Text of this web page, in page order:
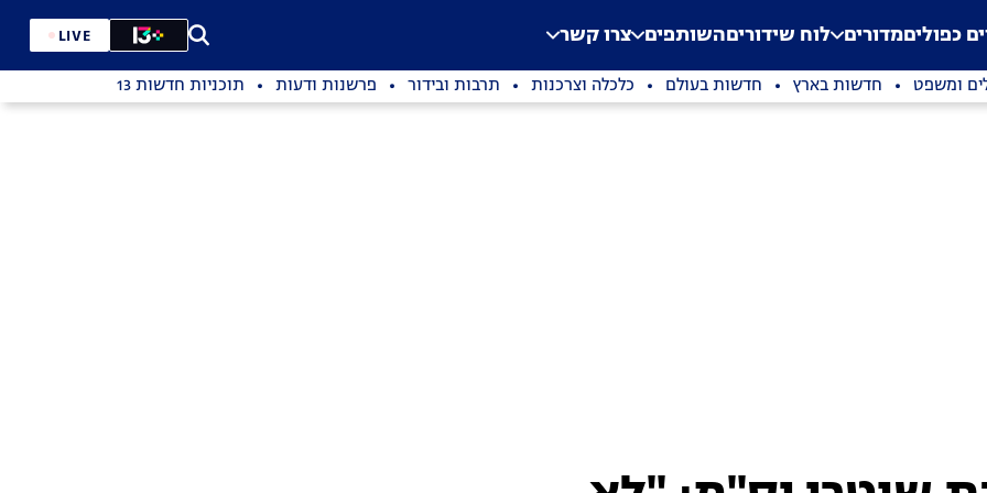
Application error: a
. כפוליםמדורים לוח שידוריםהשותפים צרו קשר LIVE
ומשפט חדשות בארץ חדשות בעולם כלכלה וצרכנות תרבות ובידור פרשנות ודעות תוכניות חדשות 13